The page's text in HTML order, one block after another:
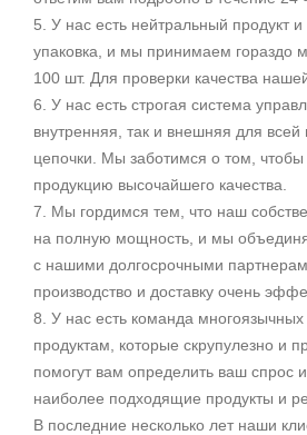
5. У нас есть нейтральный продукт и
упаковка, и мы принимаем гораздо
100 шт. Для проверки качества
6. У нас есть строгая система
внутренняя, так и внешняя для всей
цепочки. Мы заботимся о том,
продукцию высочайшего качества.
7. Мы гордимся тем, что наш
на полную мощность, и мы
с нашими долгосрочными
производство и доставку очень
8. У нас есть команда многоязычных
продуктам, которые скрупулезно и
помогут вам определить ваш спрос
наиболее подходящие продукты и
В последние несколько лет наши